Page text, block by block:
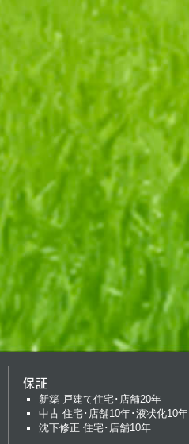
保証
新築 戸建て住宅･店舗20年
中古 住宅･店舗10年･液状化10年
沈下修正 住宅･店舗10年